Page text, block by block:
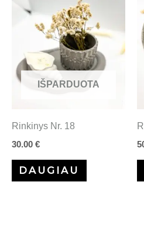
IŠPARDUOTA
Rinkinys Nr. 18
30.00 €
DAUGIAU